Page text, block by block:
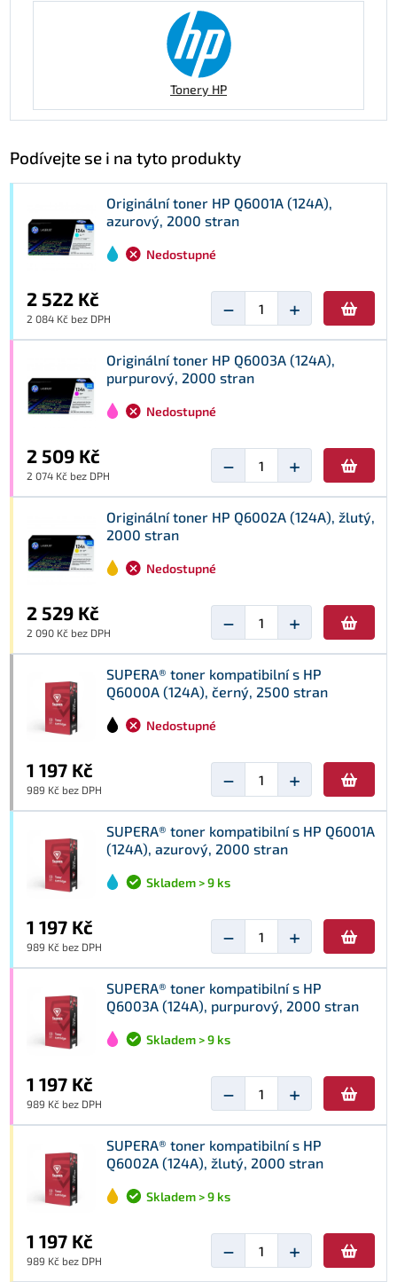
Tonery HP
Podívejte se i na tyto produkty
Originální toner HP Q6001A (124A),
azurový, 2000 stran
Nedostupné
2 522 Kč
2 084 Kč bez DPH − +
Originální toner HP Q6003A (124A),
purpurový, 2000 stran
Nedostupné
2 509 Kč
2 074 Kč bez DPH − +
Originální toner HP Q6002A (124A), žlutý,
2000 stran
Nedostupné
2 529 Kč
2 090 Kč bez DPH − +
SUPERA® toner kompatibilní s HP
Q6000A (124A), černý, 2500 stran
Nedostupné
1 197 Kč
989 Kč bez DPH − +
SUPERA® toner kompatibilní s HP Q6001A
(124A), azurový, 2000 stran
Skladem > 9 ks
1 197 Kč
989 Kč bez DPH − +
SUPERA® toner kompatibilní s HP
Q6003A (124A), purpurový, 2000 stran
Skladem > 9 ks
1 197 Kč
989 Kč bez DPH − +
SUPERA® toner kompatibilní s HP
Q6002A (124A), žlutý, 2000 stran
Skladem > 9 ks
1 197 Kč
989 Kč bez DPH − +